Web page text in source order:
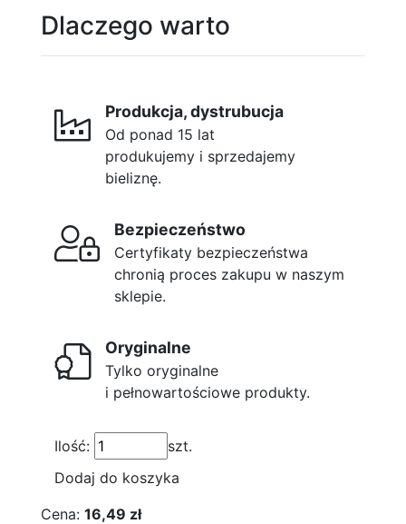
Dlaczego warto
Produkcja, dystrubucja
Od ponad 15 lat
produkujemy i sprzedajemy
bieliznę.
Bezpieczeństwo
Certyfikaty bezpieczeństwa
chronią proces zakupu w naszym
sklepie.
Oryginalne
Tylko oryginalne
i pełnowartościowe produkty.
Ilość:
szt.
Dodaj do koszyka
Cena: 16,49 zł